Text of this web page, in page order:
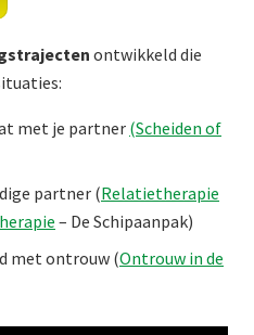
ontwikkeld die
met je partner (Scheiden of
partner (Relatietherapie
– De Schipaanpak)
met ontrouw (Ontrouw in de